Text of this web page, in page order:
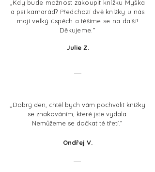
„Kdy bude možnost zakoupit knížku Myška
a psí kamarád? Předchozí dvě knížky u nás
mají velký úspěch a těšíme se na další!
Děkujeme.”
Julie Z.
„Dobrý den, chtěl bych vám pochválit knížky
se znakováním, které jste vydala.
Nemůžeme se dočkat té třetí.”
Ondřej V.